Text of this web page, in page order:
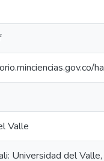
Valle
Universidad del